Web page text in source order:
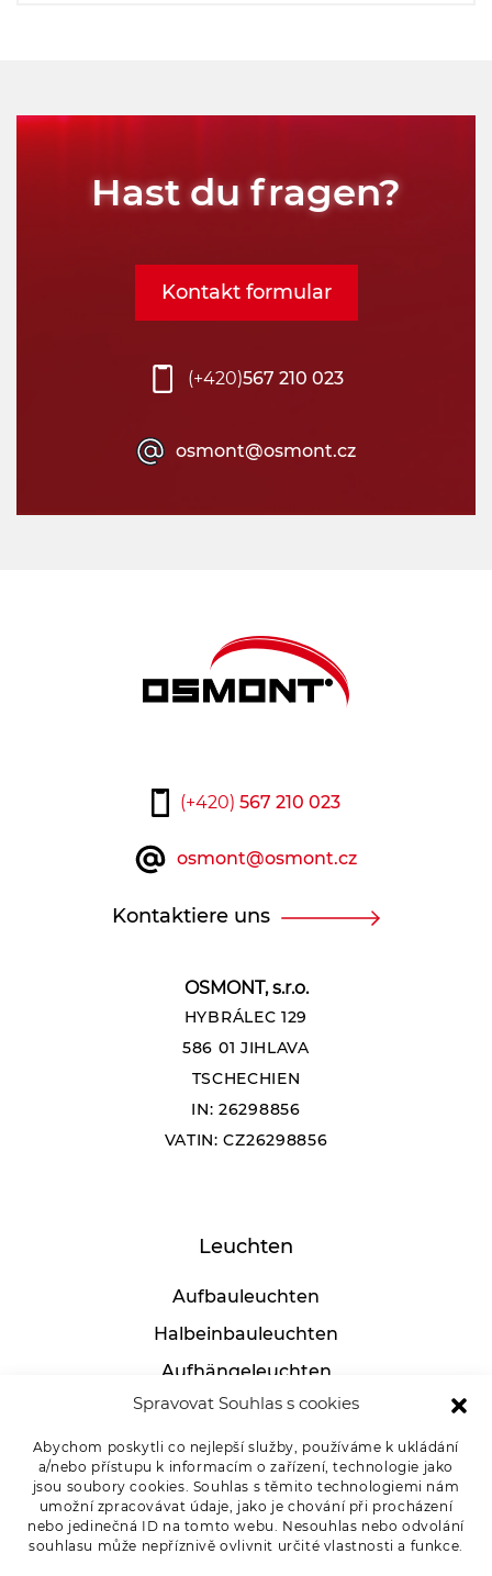
Spravovat Souhlas s cookies
Abychom poskytli co nejlepší služby, používáme k ukládání
a/nebo přístupu k informacím o zařízení, technologie jako
jsou soubory cookies. Souhlas s těmito technologiemi nám
umožní zpracovávat údaje, jako je chování při procházení
nebo jedinečná ID na tomto webu. Nesouhlas nebo odvolání
souhlasu může nepříznivě ovlivnit určité vlastnosti a funkce.
Hast du fragen?
(+420)567 210 023
osmont@osmont.cz
Kontakt formular
OSMONT, s.r.o.
HYBRÁLEC 129
586 01 JIHLAVA
TSCHECHIEN
IN: 26298856
VATIN: CZ26298856
Leuchten
Aufbauleuchten
Halbeinbauleuchten
Aufhängeleuchten
Industrielle leuchten
Tischlampen
Für Kunden
(+420) 567 210 023
osmont@osmont.cz
Kontaktiere uns